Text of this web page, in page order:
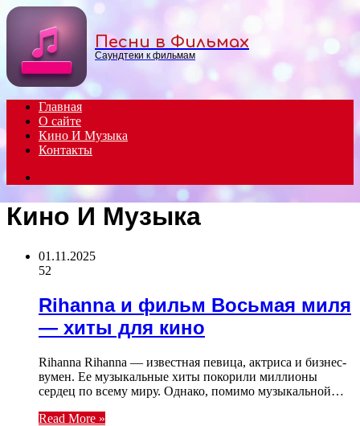
Menu
Песни в Фильмах
Саундтеки к фильмам
Главная
О сайте
Кино И Музыка
Контакты
Кино И Музыка
01.11.2025
52
Rihanna и фильм Восьмая миля
— хиты для кино
Rihanna Rihanna — известная певица, актриса и бизнес-
вумен. Ее музыкальные хиты покорили миллионы
сердец по всему миру. Однако, помимо музыкальной…
Read More »